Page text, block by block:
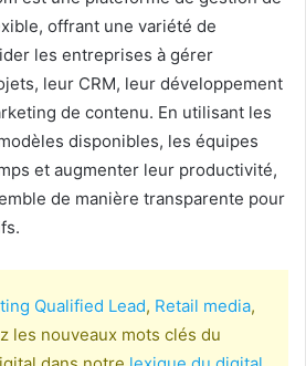
offrant une variété de
les entreprises à gérer
leur CRM, leur développement
de contenu. En utilisant les
disponibles, les équipes
et augmenter leur productivité,
de manière transparente pour
Qualified Lead, Retail media,
les nouveaux mots clés du